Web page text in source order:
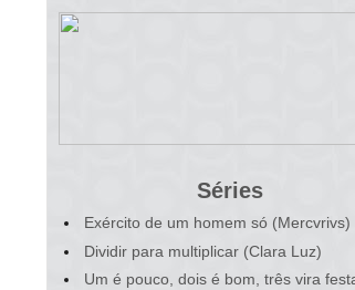
Séries
Exército de um homem só (Mercvrivs)
Dividir para multiplicar (Clara Luz)
Um é pouco, dois é bom, três vira